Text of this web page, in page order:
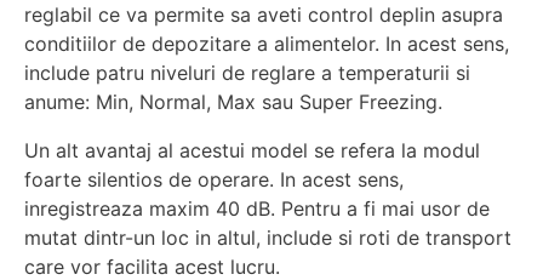
reglabil ce va permite sa aveti control deplin asupra
conditiilor de depozitare a alimentelor. In acest sens,
include patru niveluri de reglare a temperaturii si
anume: Min, Normal, Max sau Super Freezing.
Un alt avantaj al acestui model se refera la modul
foarte silentios de operare. In acest sens,
inregistreaza maxim 40 dB. Pentru a fi mai usor de
mutat dintr-un loc in altul, include si roti de transport
care vor facilita acest lucru.